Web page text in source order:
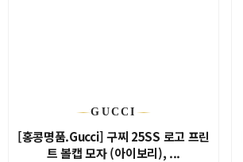
GUCCI
[홍콩명품.Gucci] 구찌 25SS 로고 프린
트 볼캡 모자 (아이보리), ...